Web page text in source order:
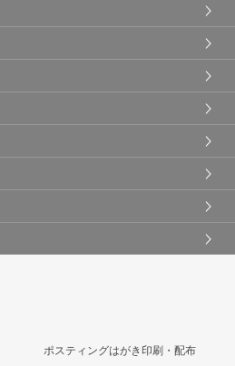
ポスティングはがき印刷・配布